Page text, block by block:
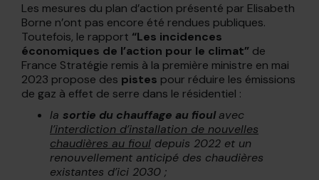
Les mesures du plan d’action présenté par Elisabeth
Borne n’ont pas encore été rendues publiques.
Toutefois, le rapport “Les incidences
économiques de l’action pour le climat” de
France Stratégie remis à la première ministre en mai
2023 propose des pistes pour réduire les émissions
de gaz à effet de serre dans le résidentiel :
la sortie du chauffage au fioulavec
l’interdiction d’installation de nouvelles
chaudières au fioul depuis 2022 et un
renouvellement anticipé des chaudières
existantes d’ici 2030 ;